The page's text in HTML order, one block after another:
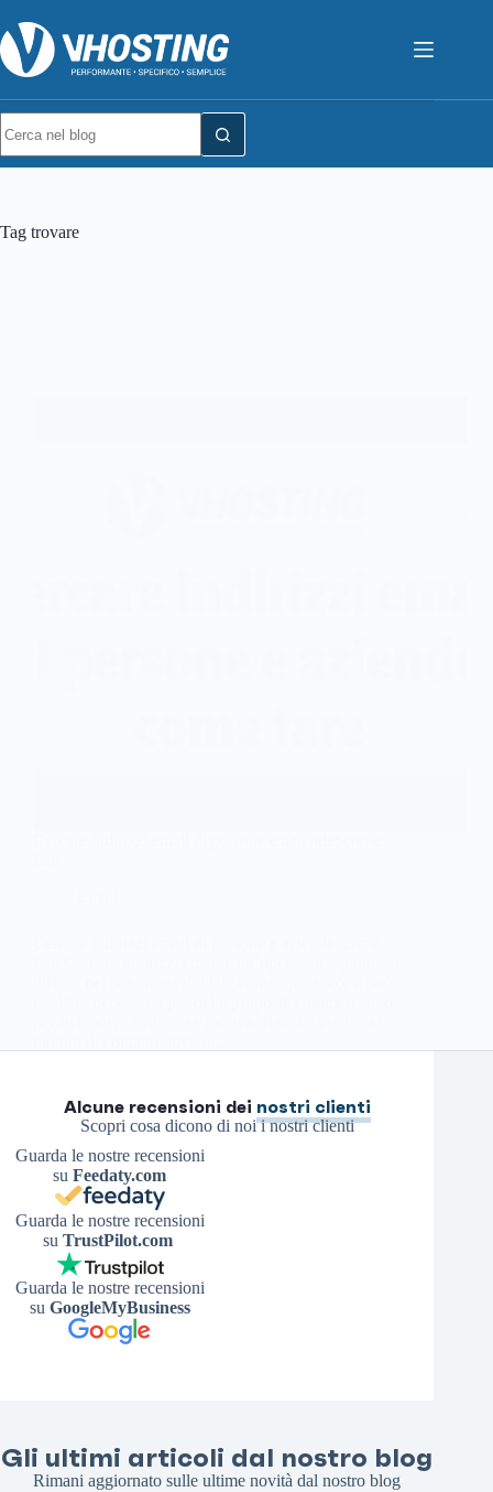
Tag trovare
Alcune recensioni dei nostri clienti
Scopri cosa dicono di noi i nostri clienti
Guarda le nostre recensioni
suFeedaty.com
Guarda le nostre recensioni
su TrustPilot.com
Guarda le nostre recensioni
su GoogleMyBusiness
Gli ultimi articoli dal nostro blog
Rimani aggiornato sulle ultime novità dal nostro blog